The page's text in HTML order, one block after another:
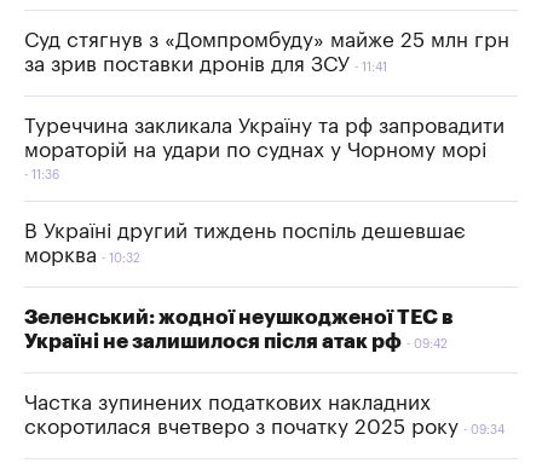
Суд стягнув з «Домпромбуду» майже 25 млн грн
за зрив поставки дронів для ЗСУ
11:41
Туреччина закликала Україну та рф запровадити
мораторій на удари по суднах у Чорному морі
11:36
В Україні другий тиждень поспіль дешевшає
морква
10:32
Зеленський: жодної неушкодженої ТЕС в
Україні не залишилося після атак рф
09:42
Частка зупинених податкових накладних
скоротилася вчетверо з початку 2025 року
09:34